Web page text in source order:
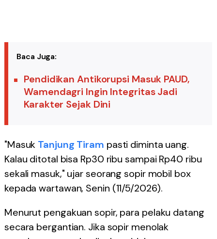
Baca Juga:
Pendidikan Antikorupsi Masuk PAUD,
Wamendagri Ingin Integritas Jadi
Karakter Sejak Dini
"Masuk Tanjung Tiram pasti diminta uang.
Kalau ditotal bisa Rp30 ribu sampai Rp40 ribu
sekali masuk," ujar seorang sopir mobil box
kepada wartawan, Senin (11/5/2026).
Menurut pengakuan sopir, para pelaku datang
secara bergantian. Jika sopir menolak